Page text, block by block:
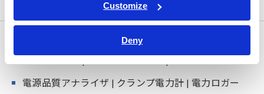
Customize
Deny
電源品質アナライザ | クランプ電力計 | 電力ロガー